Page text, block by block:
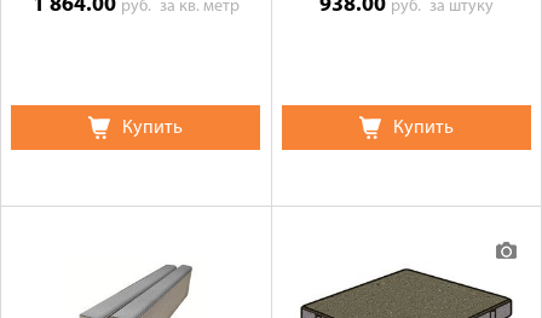
1 864.00 руб. за кв. метр
Купить
938.00 руб. за штуку
Купить